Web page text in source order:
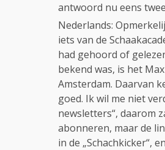
Anti-Spam von CleanTalk
antwoord nu eens
Nederlands:
iets van de
had gehoord of
bekend was, is het
Amsterdam. Daarvan
goed. Ik wil me niet
newsletters“, daarom
abonneren, maar de
in de „Schachkicker“,